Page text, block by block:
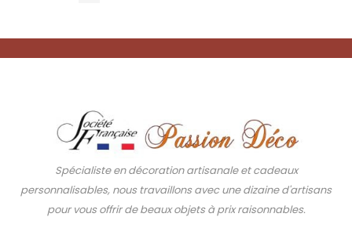
Spécialiste en décoration artisanale et cadeaux
personnalisables, nous travaillons avec une dizaine d'artisans
pour vous offrir de beaux objets à prix raisonnables.